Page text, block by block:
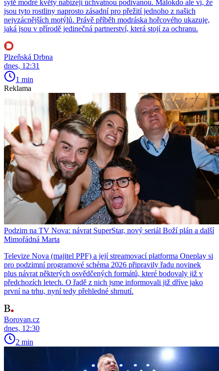
sytě modré květy nabízejí úchvatnou podívanou. Málokdo ale ví, že
jsou tyto rostliny naprosto zásadní pro přežití jednoho z našich
nejvzácnějších motýlů. Právě příběh modráska hořcového ukazuje,
jaká jsou v přírodě jedinečná partnerství, která stojí za ochranu.
Plzeňská Drbna
dnes, 12:31
1 min
Reklama
Podzim na TV Nova: návrat SuperStar, nový seriál Boží plán a další
Mimořádná Marta
Televize Nova (majitel PPF) a její streamovací platforma Oneplay si
pro podzimní programové schéma 2026 připravily řadu novinek
plus návrat některých osvědčených formátů, které bodovaly již v
předchozích letech. O řadě z nich jsme informovali již dříve jako
první na trhu, nyní tedy přehledné shrnutí.
Borovan.cz
dnes, 12:30
2 min